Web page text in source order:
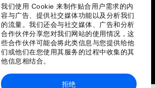
我们使用 Cookie 来制作贴合用户需求的内
容与广告、提供社交媒体功能以及分析我们
的流量。我们还会与社交媒体、广告和分析
合作伙伴分享您对我们网站的使用情况，这
些合作伙伴可能会将此类信息与您提供给他
们或他们在您使用其服务的过程中收集的其
他信息相结合。
拒绝